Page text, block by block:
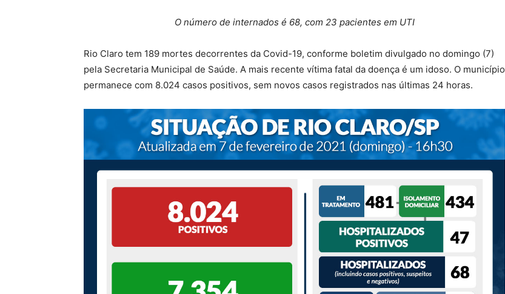
O número de internados é 68, com 23 pacientes em UTI
Rio Claro tem 189 mortes decorrentes da Covid-19, conforme boletim divulgado no domingo (7)
pela Secretaria Municipal de Saúde. A mais recente vítima fatal da doença é um idoso. O município
permanece com 8.024 casos positivos, sem novos casos registrados nas últimas 24 horas.